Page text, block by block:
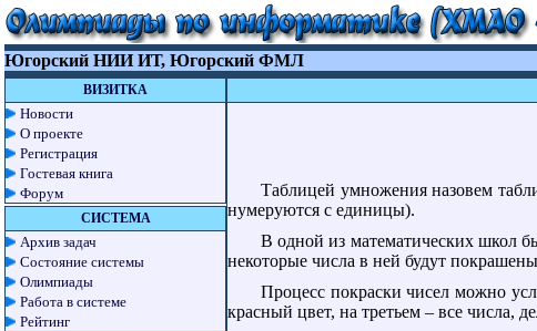
Югорский НИИ ИТ, Югорский ФМЛ
ВИЗИТКА
Новости
О проекте
Регистрация
Гостевая книга
Форум
СИСТЕМА
Архив задач
Состояние системы
Олимпиады
Работа в системе
Рейтинг
Таблицей умножения назовем
нумеруются с единицы).
В одной из математических школ
некоторые числа в ней будут
Процесс покраски чисел можно
красный цвет, на третьем – все числа,